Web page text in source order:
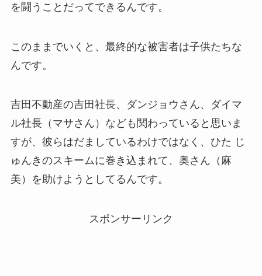
を闘うことだってできるんです。
このままでいくと、最終的な被害者は子供たちな
んです。
吉田不動産の吉田社長、ダンジョウさん、ダイマ
ル社長（マサさん）なども関わっていると思いま
すが、彼らはだましているわけではなく、ひた じ
ゅんきのスキームに巻き込まれて、奥さん（麻
美）を助けようとしてるんです。
スポンサーリンク